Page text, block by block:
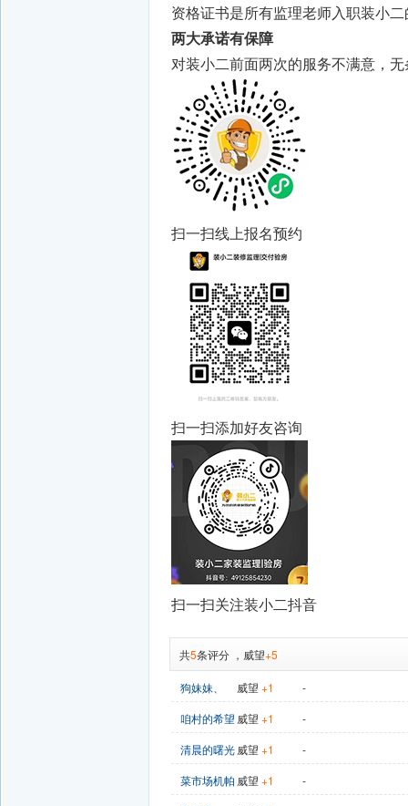
资格证书是所有监理老师入职装小
两大承诺有保障
对装小二前面两次的服务不满意，
扫一扫线上报名预约
扫一扫添加好友咨询
扫一扫关注装小二抖音
共5条评分 ， 威望+5
狗妹妹、 威望 +1
-
咱村的希望 威望 +1
-
清晨的曙光威望 +1
-
菜市场机帕 威望 +1
-